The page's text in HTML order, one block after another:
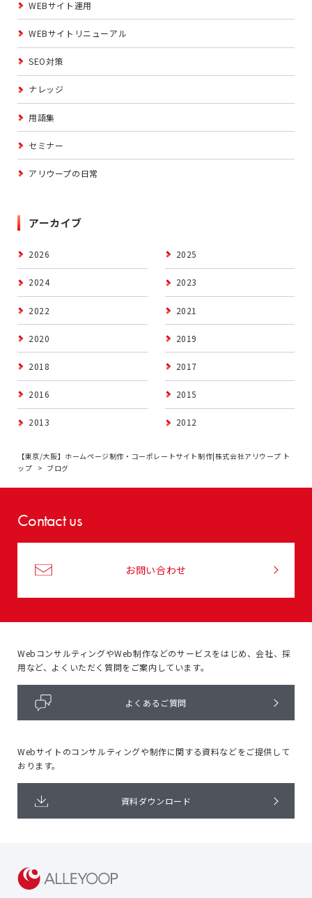
WEBサイト運用
WEBサイトリニューアル
SEO対策
ナレッジ
用語集
セミナー
アリウープの日常
アーカイブ
2026 2025
2024 2023
2022 2021
2020 2019
2018 2017
2016 2015
2013 2012
【東京/大阪】ホームページ制作・コーポレートサイト制作|株式会社アリウープ ト
ップ
ブログ
Contact us
お問い合わせ
WebコンサルティングやWeb制作などのサービスをはじめ、会社、採
用など、よくいただく質問をご案内しています。
よくあるご質問
Webサイトのコンサルティングや制作に関する資料などをご提供して
おります。
資料ダウンロード